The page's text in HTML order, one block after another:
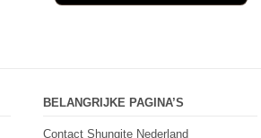
BELANGRIJKE PAGINA’S
Contact Shungite Nederland